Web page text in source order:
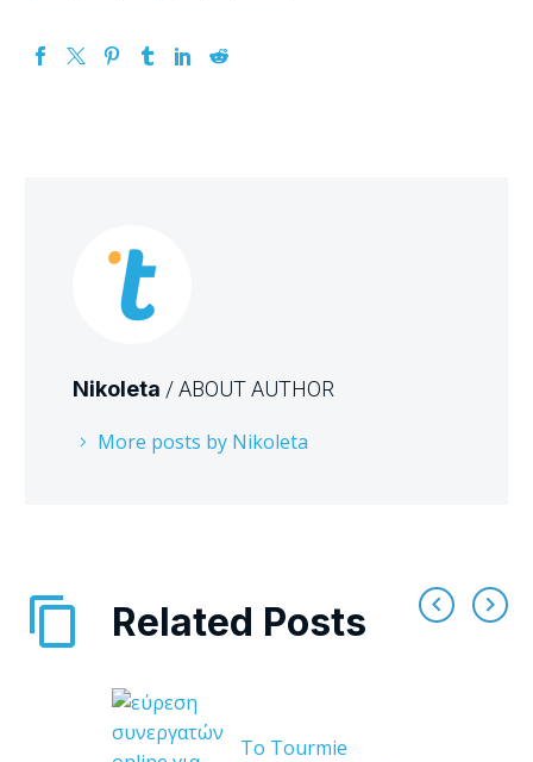
Nikoleta / ABOUT AUTHOR
More posts by Nikoleta
Related Posts
Το Tourmie